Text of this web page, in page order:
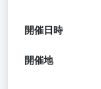
開催日時
開催地